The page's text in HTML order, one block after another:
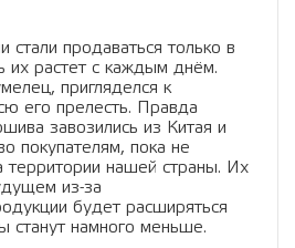
стали продаваться только в
их растет с каждым днём.
пригляделся к
его прелесть. Правда
завозились из Китая и
покупателям, пока не
территории нашей страны. Их
из-за
будет расширяться
станут намного меньше.